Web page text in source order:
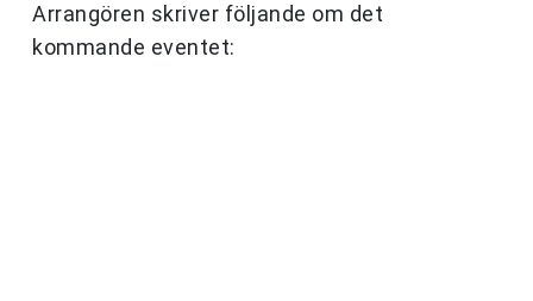
Arrangören skriver följande om det
kommande eventet: